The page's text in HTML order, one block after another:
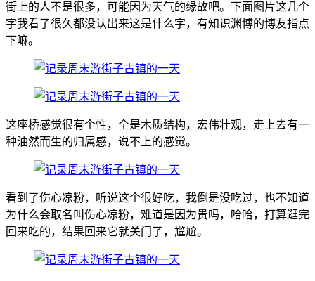
街上的人不是很多，可能因为天气的缘故吧。下面图片这几个
字我看了很久都没认出来这是什么字，有知识渊博的博友指点
下嘛。
这座桥感觉很有个性，全是木质结构，宏伟壮观，走上去有一
种油然而生的归属感，说不上的感觉。
看到了伤心凉粉，听说这个很好吃，我倒是没吃过，也不知道
为什么会取名叫伤心凉粉，难道是因为贵吗，哈哈，打算逛完
回来吃的，结果回来它就关门了，尴尬。